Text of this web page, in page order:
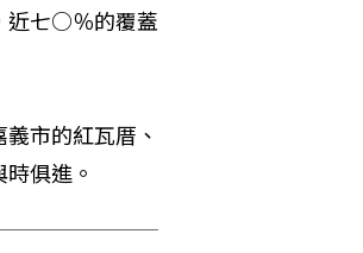
近七○％的覆蓋
市的紅瓦厝、
俱進。